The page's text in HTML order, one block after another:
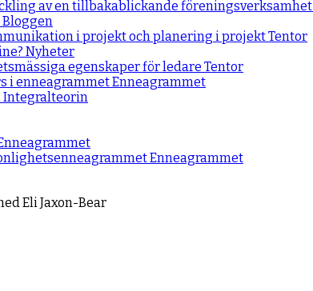
av en tillbakablickande föreningsverksamhet
Bloggen
i projekt och planering i projektTentor
Nyheter
egenskaper för ledare Tentor
i enneagrammetEnneagrammet
Integralteorin
Enneagrammet
Eli Jaxon-Bear